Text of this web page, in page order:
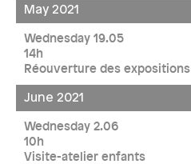
May 2021
Wednesday 19.05
14h
Réouverture des expositions
June 2021
Wednesday 2.06
10h
Visite-atelier enfants